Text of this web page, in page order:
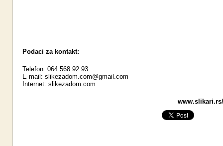
Podaci za kontakt:
Telefon: 064 568 92 93
E-mail: slikezadom.com@gmail.com
Internet: slikezadom.com